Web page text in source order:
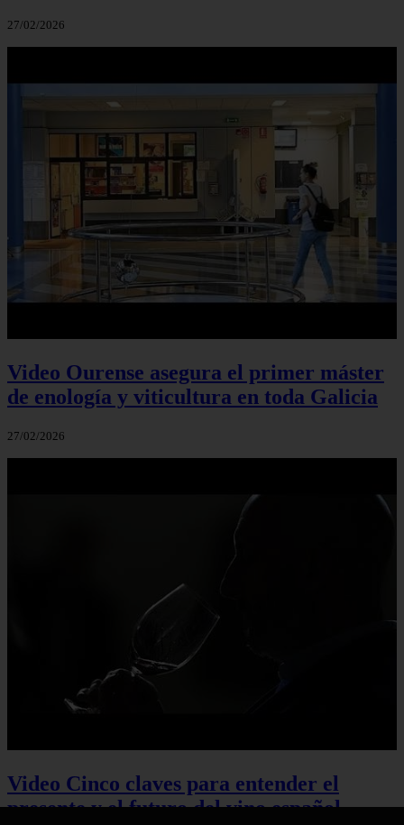
27/02/2026
Video Ourense asegura el primer máster
de enología y viticultura en toda Galicia
27/02/2026
Video Cinco claves para entender el
presente y el futuro del vino español